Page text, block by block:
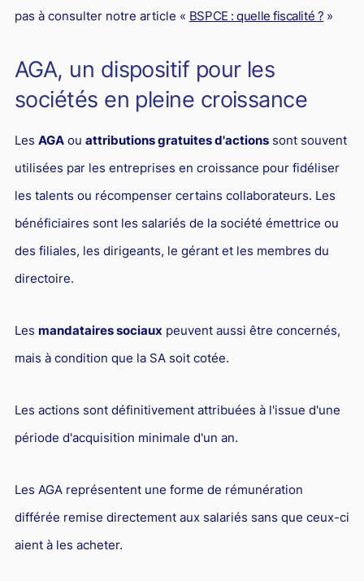
pas à consulter notre article « BSPCE : quelle fiscalité ? »
AGA, un dispositif pour les
sociétés en pleine croissance
Les AGAou attributions gratuites d'actionssont souvent
utilisées par les entreprises en croissance pour fidéliser
les talents ou récompenser certains collaborateurs. Les
bénéficiaires sont les salariés de la société émettrice ou
des filiales, les dirigeants, le gérant et les membres du
directoire.
Les mandataires sociaux peuvent aussi être concernés,
mais à condition que la SA soit cotée.
Les actions sont définitivement attribuées à l'issue d'une
période d'acquisition minimale d'un an.
Les AGA représentent une forme de rémunération
différée remise directement aux salariés sans que ceux-ci
aient à les acheter.